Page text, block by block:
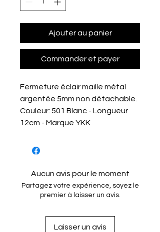
Ajouter au panier
Commander et payer
Fermeture éclair maille métal
argentée 5mm non détachable.
Couleur: 501 Blanc - Longueur
12cm - Marque YKK
Aucun avis pour le moment
Partagez votre expérience, soyez le
premier à laisser un avis.
Laisser un avis